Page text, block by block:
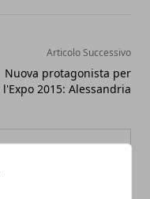
Articolo Successivo
Nuova protagonista per
l'Expo 2015: Alessandria